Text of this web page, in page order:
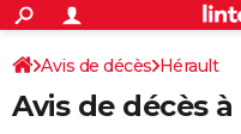
ACTUALITÉS
Politique
Société
Faits Divers
Education
Monde
Villes
+
SPORT
Coupe du monde 2026
Football
Tennis
Cyclisme
Rugby
Forum
Avis de décès Hérault
Avis de décès